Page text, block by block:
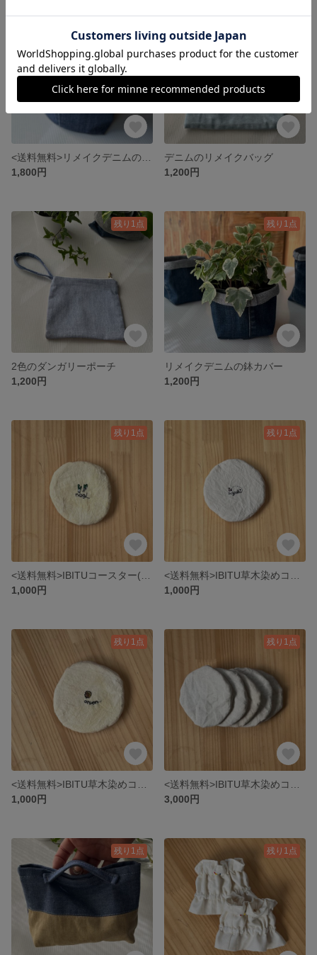
残り1点
1,800円
残り1点
デニムのリメイクバッグ
1,200円
残り1点
2色のダンガリーポーチ
1,200円
残り1点
リメイクデニムの鉢カバー
1,200円
残り1点
1,000円
残り1点
1,000円
残り1点
1,000円
残り1点
3,000円
残り1点 残り1点